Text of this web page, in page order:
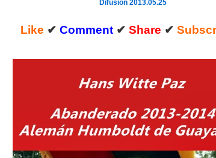
Difusión 2013.05.25
Like ✔ Comment✔ Share ✔